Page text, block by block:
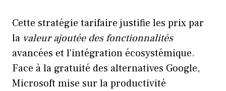
Cette stratégie tarifaire justifie les prix par
la valeur ajoutée des fonctionnalités
avancées et l’intégration écosystémique.
Face à la gratuité des alternatives Google,
Microsoft mise sur la productivité